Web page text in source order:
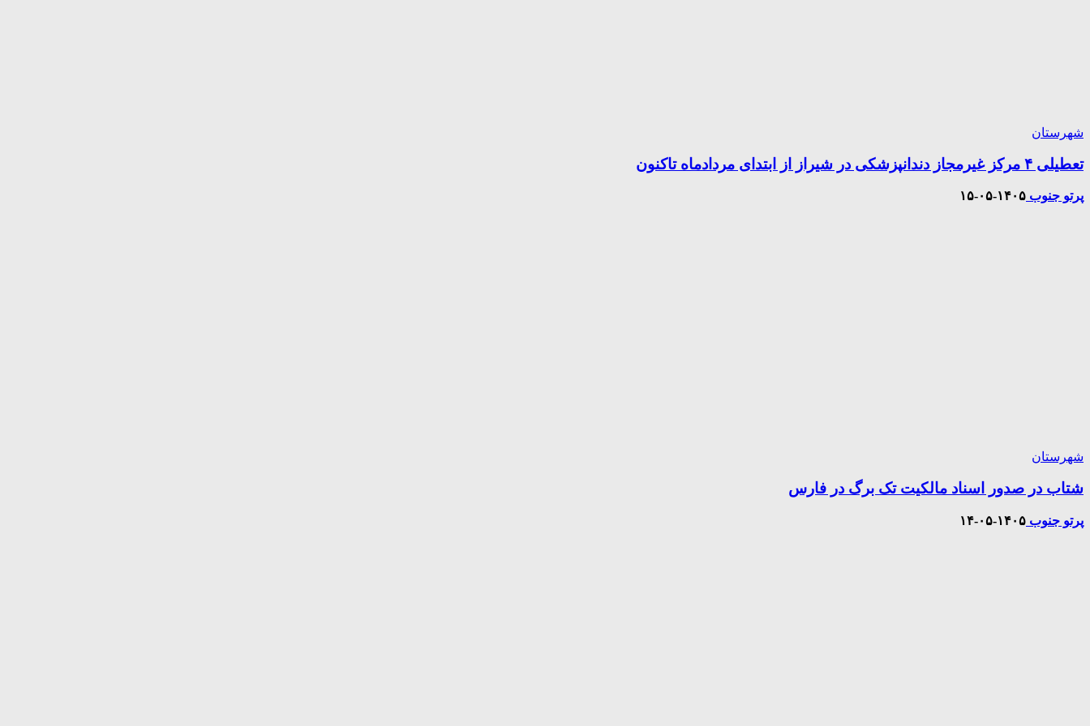
شهرستان
تعطیلی ۴ مرکز غیرمجاز دندانپزشکی در شیراز از ابتدای مردادماه تاکنون
پرتو جنوب ۱۴۰۵-۰۵-۱۵
شهرستان
شتاب در صدور اسناد مالکیت تک برگ در فارس
پرتو جنوب ۱۴۰۵-۰۵-۱۴